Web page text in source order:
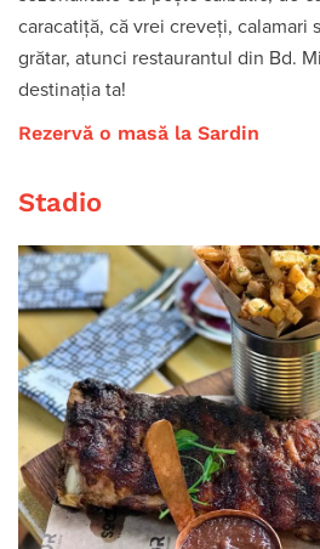
caracatiță, că vrei creveți, calamari
grătar, atunci restaurantul din Bd.
destinația ta!
Rezervă o masă la Sardin
Stadio